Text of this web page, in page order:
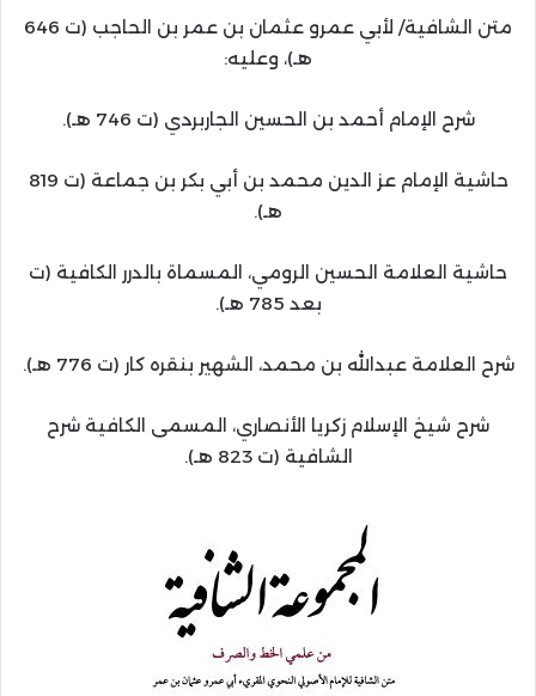
متن الشافية/ لأبي عمرو عثمان بن عمر بن الحاجب (ت 646
هـ)، وعليه:
شرح الإمام أحمد بن الحسين الجاربردي (ت 746 هـ).
حاشية الإمام عز الدين محمد بن أبي بكر بن جماعة (ت 819
هـ).
حاشية العلامة الحسين الرومي، المسماة بالدرر الكافية (ت
بعد 785 هـ).
شرح العلامة عبدالله بن محمد، الشهير بنقره كار (ت 776 هـ).
شرح شيخ الإسلام زكريا الأنصاري، المسمى الكافية شرح
الشافية (ت 823 هـ).